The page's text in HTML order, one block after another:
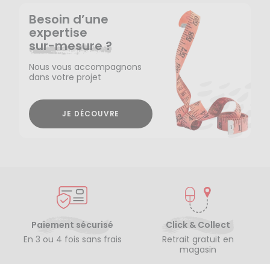
Besoin d’une
expertise
sur-mesure ?
Nous vous accompagnons
dans votre projet
JE DÉCOUVRE
Paiement sécurisé
En 3 ou 4 fois sans frais
Click & Collect
Retrait gratuit en
magasin